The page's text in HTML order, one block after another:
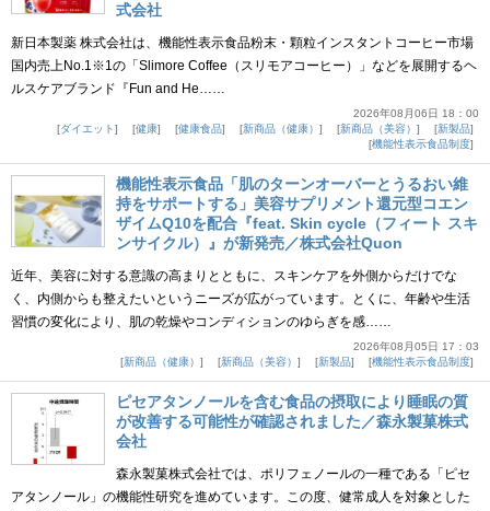
式会社
新日本製薬 株式会社は、機能性表示食品粉末・顆粒インスタントコーヒー市場
国内売上No.1※1の「Slimore Coffee（スリモアコーヒー）」などを展開するヘ
ルスケアブランド『Fun and He……
2026年08月06日 18：00
ダイエット
健康 健康食品 新商品（健康） 新商品（美容）
新製品
機能性表示食品制度
機能性表示食品「肌のターンオーバーとうるおい維
持をサポートする」美容サプリメント還元型コエン
ザイムQ10を配合『feat. Skin cycle（フィート スキ
ンサイクル）』が新発売／株式会社Quon
近年、美容に対する意識の高まりとともに、スキンケアを外側からだけでな
く、内側からも整えたいというニーズが広がっています。とくに、年齢や生活
習慣の変化により、肌の乾燥やコンディションのゆらぎを感……
2026年08月05日 17：03
新商品（健康）
新商品（美容） 新製品 機能性表示食品制度
ピセアタンノールを含む食品の摂取により睡眠の質
が改善する可能性が確認されました／森永製菓株式
会社
森永製菓株式会社では、ポリフェノールの一種である「ピセ
アタンノール」の機能性研究を進めています。この度、健常成人を対象とした